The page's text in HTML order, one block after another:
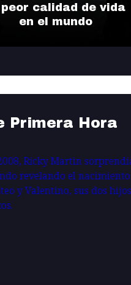
calidad de vida
en el mundo
Primera Hora